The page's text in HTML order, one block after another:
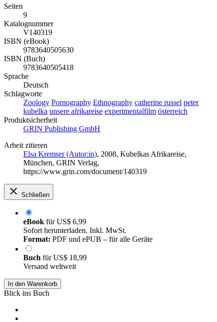
Seiten
9
Katalognummer
V140319
ISBN (eBook)
9783640505630
ISBN (Buch)
9783640505418
Sprache
Deutsch
Schlagworte
Zoology Pornography Ethnography catherine russel peter
kubelka unsere afrikareise experimentalfilm österreich
Produktsicherheit
GRIN Publishing GmbH
Arbeit zitieren
Elsa Kremser (Autor:in), 2008, Kubelkas Afrikareise,
München, GRIN Verlag,
https://www.grin.com/document/140319
Schließen
eBook fürUS$ 6,99
Sofort herunterladen. Inkl. MwSt.
Format: PDF und ePUB – für alle Geräte
Buch fürUS$ 18,99
Versand weltweit
In den Warenkorb
Blick ins Buch